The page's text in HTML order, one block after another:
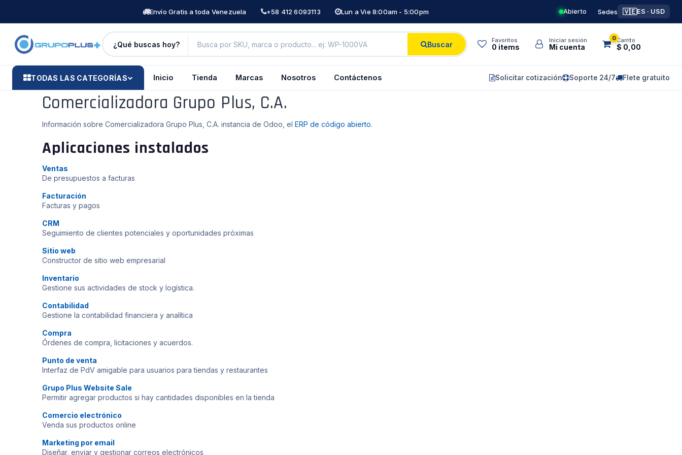
Envío Gratis a toda Venezuela +58 412 6093113 Lun a Vie 8:00am - 5:00pm Abierto Sedes 🇻🇪ES · USD
¿Qué buscas hoy? Buscar Favoritos
0 items
Iniciar sesión
Mi cuenta
0Carrito
$ 0,00
TODAS LAS CATEGORÍAS Inicio Tienda Marcas Nosotros Contáctenos Solicitar cotización Soporte 24/7 Flete gratuito
Comercializadora Grupo Plus, C.A.
Información sobre Comercializadora Grupo Plus, C.A. instancia de Odoo, el ERP de código abierto.
Aplicaciones instalados
Ventas
De presupuestos a facturas
Facturación
Facturas y pagos
CRM
Seguimiento de clientes potenciales y oportunidades próximas
Sitio web
Constructor de sitio web empresarial
Inventario
Gestione sus actividades de stock y logística.
Contabilidad
Gestione la contabilidad financiera y analítica
Compra
Órdenes de compra, licitaciones y acuerdos.
Punto de venta
Interfaz de PdV amigable para usuarios para tiendas y restaurantes
Grupo Plus Website Sale
Permitir agregar productos si hay cantidades disponibles en la tienda
Comercio electrónico
Venda sus productos online
Marketing por email
Diseñar, enviar y gestionar correos electrónicos